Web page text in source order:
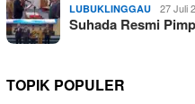
LUBUKLINGGAU 27 Juli
Suhada Resmi
TOPIK POPULER